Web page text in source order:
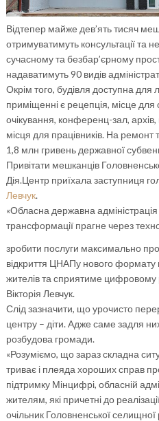
Відтепер майже дев’ять тисяч
отримуватимуть консультації та
сучасному та безбар’єрному
надаватимуть 90 видів
Окрім того, будівля доступна для
приміщенні є рецепція, місце
очікування, конференц-зал, архів,
місця для працівників. На
1,8 млн гривень державної
Привітати мешканців
Дія.Центр приїхала заступниця
Левчук.
«Обласна державна
трансформації прагне через
зробити послуги максимально
відкриття ЦНАПу нового формату
жителів та сприятиме цифровому
Вікторія Левчук.
Слід зазначити, що урочисто
центру – діти. Адже саме задля
розбудова громади.
«Розуміємо, що зараз складна
триває і плеяда хороших справ
підтримку Мінцифрі, обласній
жителям, які причетні до
очільник Головненської